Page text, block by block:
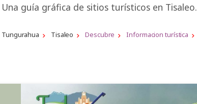
Una guía gráfica de sitios turísticos en Tisaleo.
Tungurahua Tisaleo Descubre Informacion turística